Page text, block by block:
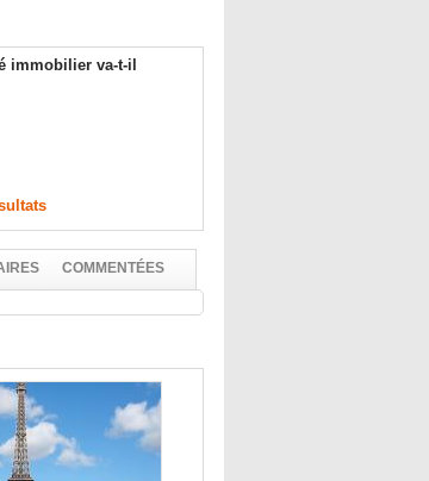
immobilier va-t-il
COMMENTÉES